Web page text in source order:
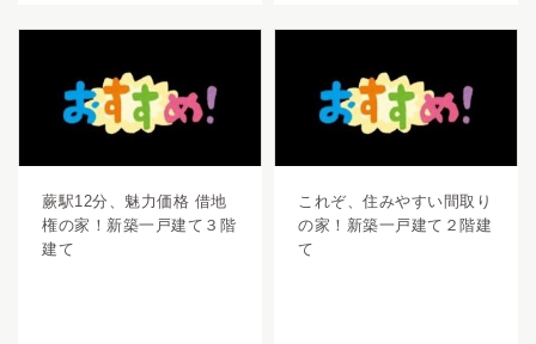
蕨駅12分、魅力価格 借地
権の家！新築一戸建て３階
建て
これぞ、住みやすい間取り
の家！新築一戸建て２階建
て